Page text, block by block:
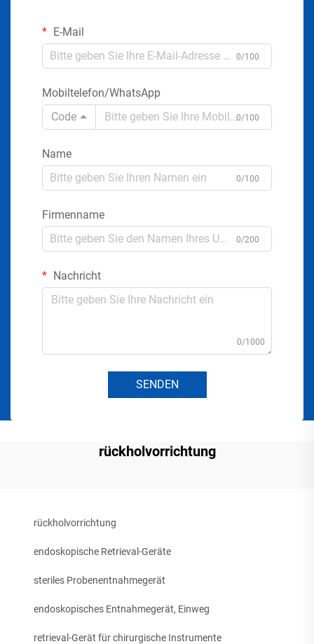
E-Mail
0/100
Mobiltelefon/WhatsApp
Code
0/100
Name
0/100
Firmenname
0/200
Nachricht
0/1000
SENDEN
rückholvorrichtung
rückholvorrichtung
endoskopische Retrieval-Geräte
steriles Probenentnahmegerät
endoskopisches Entnahmegerät, Einweg
retrieval-Gerät für chirurgische Instrumente